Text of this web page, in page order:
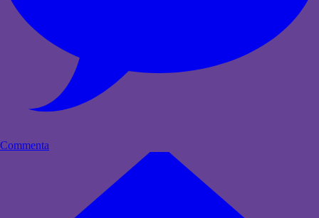
Commenta